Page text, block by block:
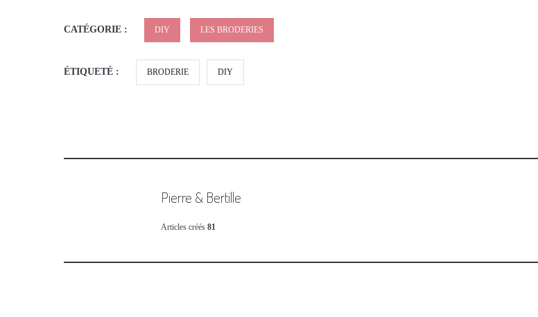
CATÉGORIE : DIY LES BRODERIES
ÉTIQUETÉ : BRODERIE DIY
Pierre & Bertille
Articles créés 81